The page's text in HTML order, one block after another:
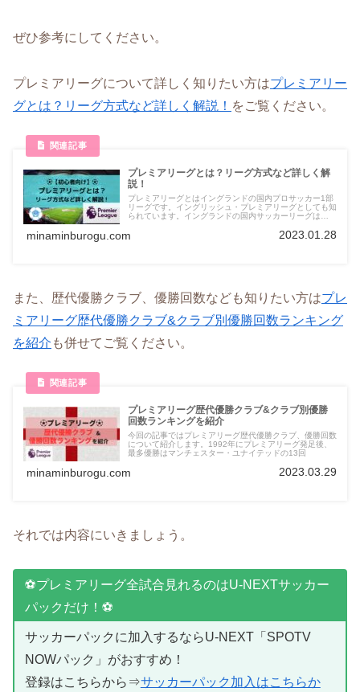
ぜひ参考にしてください。
プレミアリーグについて詳しく知りたい方はプレミアリー
グとは？リーグ方式など詳しく解説！ をご覧ください。
プレミアリーグとは？リーグ方式など詳しく解
説！
プレミアリーグとはイングランドの国内プロサッカー1部
リーグです。イングリッシュ・プレミアリーグとしても知
られています。イングランドの国内サッカーリーグは
年です。
minaminburogu.com 2023.01.28
また、歴代優勝クラブ、優勝回数なども知りたい方はプレ
ミアリーグ歴代優勝クラブ&クラブ別優勝回数ランキング
を紹介 も併せてご覧ください。
プレミアリーグ歴代優勝クラブ&クラブ別優勝
回数ランキングを紹介
今回の記事ではプレミアリーグ歴代優勝クラブ、優勝回数
について紹介します。1992年にプレミアリーグ発足後、
最多優勝はマンチェスター・ユナイテッドの13回
minaminburogu.com 2023.03.29
それでは内容にいきましょう。
⚽プレミアリーグ全試合見れるのはU-NEXTサッカー
パックだけ！⚽
サッカーパックに加入するならU-NEXT「SPOTV
NOWパック」がおすすめ！
登録はこちらから⇒サッカーパック加入はこちらか